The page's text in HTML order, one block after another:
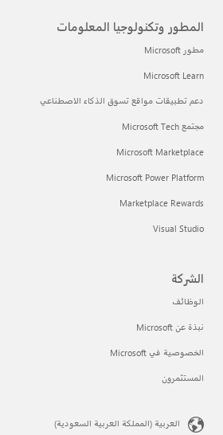
المطور وتكنولوجيا المعلومات
مطور Microsoft
Microsoft Learn
دعم تطبيقات مواقع تسوق الذكاء الاصطناعي
مجتمع Microsoft Tech
Microsoft Marketplace
Microsoft Power Platform
Marketplace Rewards
Visual Studio
الشركة
الوظائف
نبذة عن Microsoft
الخصوصية في Microsoft
المستثمرون
العربية (المملكة العربية السعودية)